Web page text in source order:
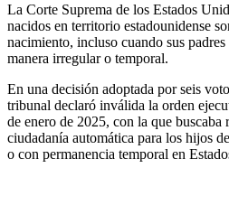
La Corte Suprema de los Estados
nacidos en territorio estadounidense
nacimiento, incluso cuando sus
manera irregular o temporal.
En una decisión adoptada por seis
tribunal declaró inválida la orden
de enero de 2025, con la que buscaba
ciudadanía automática para los hijos
o con permanencia temporal en